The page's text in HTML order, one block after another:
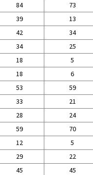
84
73
39
13
42
34
34
25
18
5
18
6
53
59
33
21
28
24
59
70
12
5
29
22
45
45